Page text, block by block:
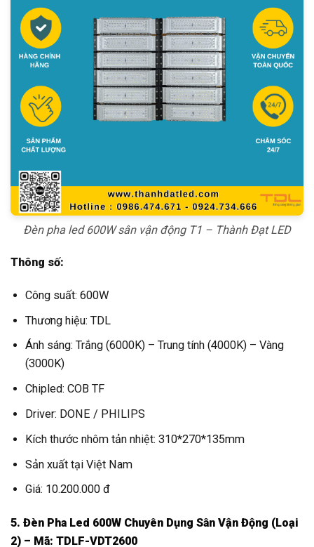
Đèn pha led 600W sân vận động T1 – Thành Đạt LED
Thông số:
Công suất: 600W
Thương hiệu: TDL
Ánh sáng: Trắng (6000K) – Trung tính (4000K) – Vàng
(3000K)
Chipled: COB TF
Driver: DONE / PHILIPS
Kích thước nhôm tản nhiệt: 310*270*135mm
Sản xuất tại Việt Nam
Giá: 10.200.000 đ
5. Đèn Pha Led 600W Chuyên Dụng Sân Vận Động (Loại
2) – Mã: TDLF-VDT2600